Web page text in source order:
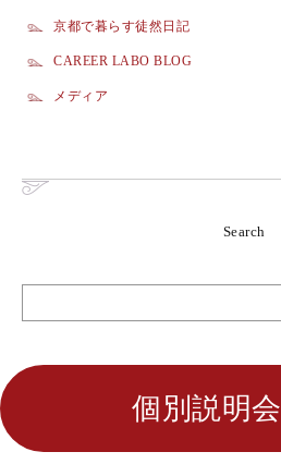
京都で暮らす徒然日記
CAREER LABO BLOG
メディア
Search
個別説明